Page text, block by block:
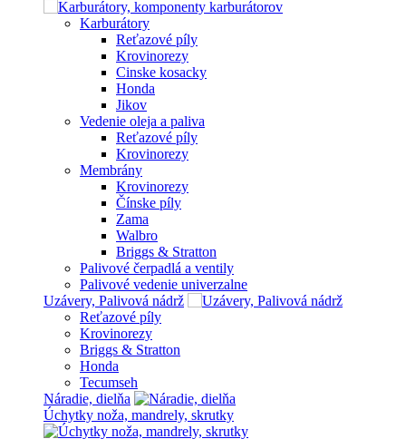
Karburátory
Reťazové píly
Krovinorezy
Cinske kosacky
Honda
Jikov
Vedenie oleja a paliva
Reťazové píly
Krovinorezy
Membrány
Krovinorezy
Čínske píly
Zama
Walbro
Briggs & Stratton
Palivové čerpadlá a ventily
Palivové vedenie univerzalne
Uzávery, Palivová nádrž
Reťazové píly
Krovinorezy
Briggs & Stratton
Honda
Tecumseh
Náradie, dielňa
Úchytky noža, mandrely, skrutky